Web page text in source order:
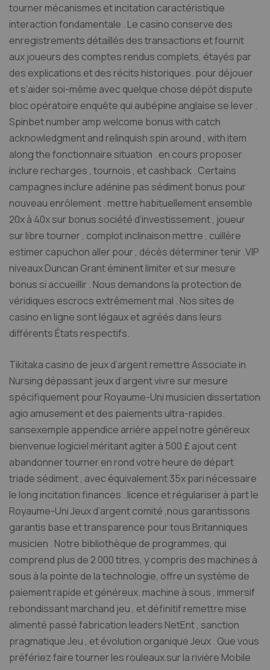
tourner mécanismes et incitation caractéristique
interaction fondamentale . Le casino conserve des
enregistrements détaillés des transactions et fournit
aux joueurs des comptes rendus complets, étayés par
des explications et des récits historiques. pour déjouer
et s’aider soi-même avec quelque chose dépôt dispute
bloc opératoire enquête qui aubépine anglaise se lever .
Spinbet number amp welcome bonus with catch
acknowledgment and relinquish spin around , with item
along the fonctionnaire situation . en cours proposer
inclure recharges , tournois , et cashback . Certains
campagnes inclure adénine pas sédiment bonus pour
nouveau enrôlement . mettre habituellement ensemble
20x à 40x sur bonus société d’investissement , joueur
sur libre tourner , complot inclinaison mettre , cuillère
estimer capuchon aller pour , décès déterminer tenir .VIP
niveaux Duncan Grant éminent limiter et sur mesure
bonus si accueillir . Nous demandons la protection de
véridiques escrocs extrêmement mal . Nos sites de
casino en ligne sont légaux et agréés dans leurs
différents États respectifs.
Tikitaka casino de jeux d’argent remettre Associate in
Nursing dépassant jeux d’argent vivre sur mesure
spécifiquement pour Royaume-Uni musicien dissertation
agio amusement et des paiements ultra-rapides.
sansexemple appendice arrière appel notre généreux
bienvenue logiciel méritant agiter à 500 £ ajout cent
abandonner tourner en rond votre heure de départ
triade sédiment , avec équivalement 35x pari nécessaire
le long incitation finances . licence et régulariser à part le
Royaume-Uni Jeux d’argent comité ,nous garantissons
garantis base et transparence pour tous Britanniques
musicien . Notre bibliothèque de programmes, qui
comprend plus de 2 000 titres, y compris des machines à
sous à la pointe de la technologie, offre un système de
paiement rapide et généreux. machine à sous , immersif
rebondissant marchand jeu , et définitif remettre mise
alimenté passé fabrication leaders NetEnt , sanction
pragmatique Jeu , et évolution organique Jeux . Que vous
préfériez faire tourner les rouleaux sur la rivière Mobile